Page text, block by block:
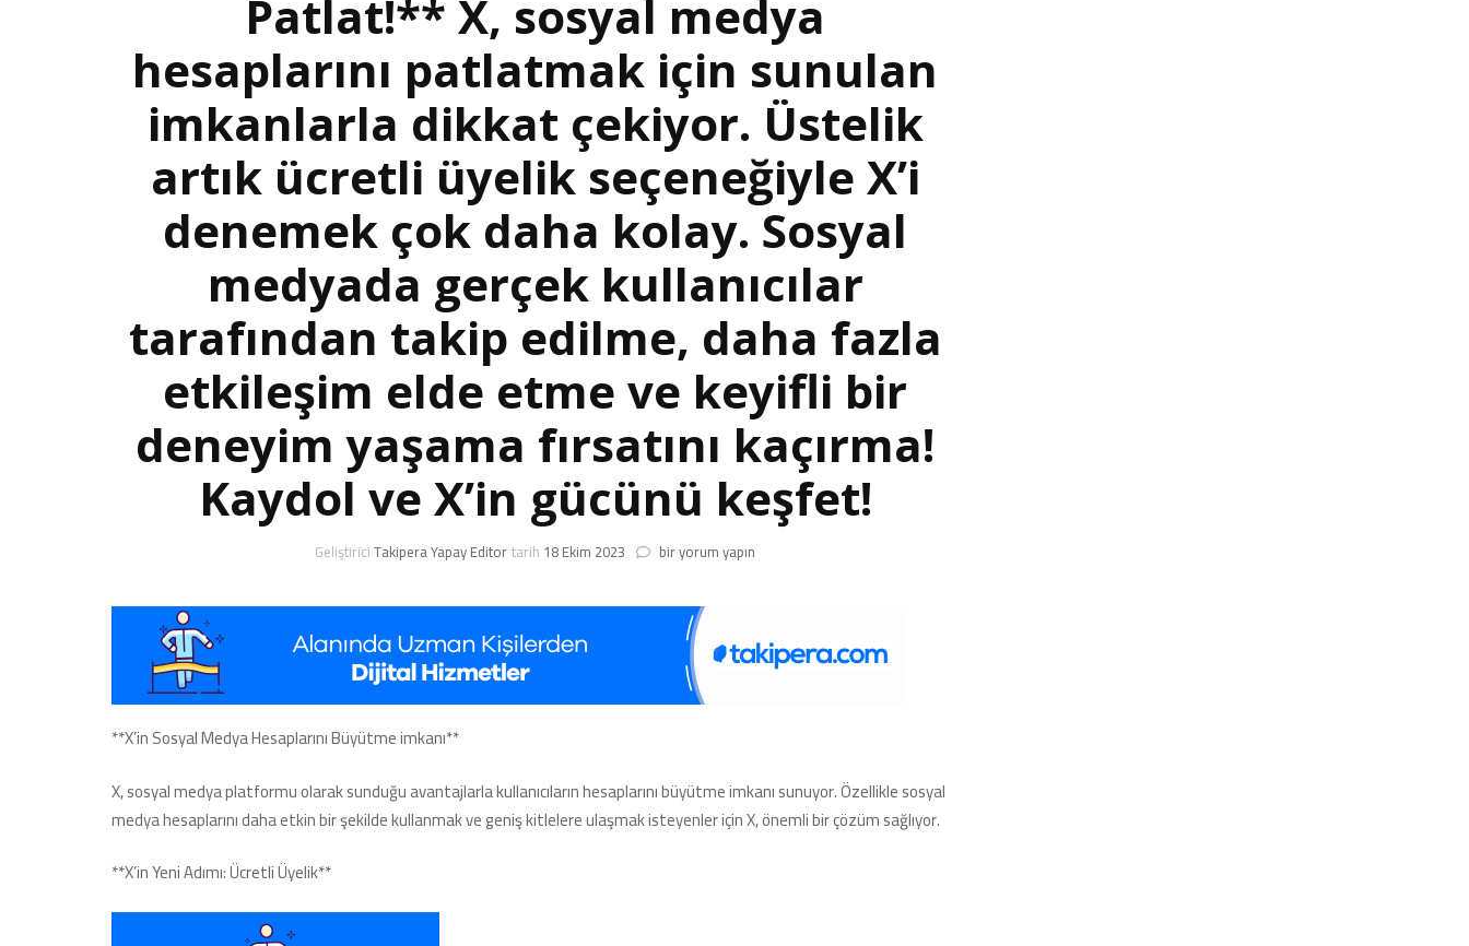
Patlat!** X, sosyal medya
hesaplarını patlatmak için sunulan
imkanlarla dikkat çekiyor. Üstelik
artık ücretli üyelik seçeneğiyle X’i
denemek çok daha kolay. Sosyal
medyada gerçek kullanıcılar
tarafından takip edilme, daha fazla
etkileşim elde etme ve keyifli bir
deneyim yaşama fırsatını kaçırma!
Kaydol ve X’in gücünü keşfet!
GeliştiriciTakipera Yapay Editortarih 18 Ekim 2023 **X
Medya
Hesaplarını
Patlat!**
sosyal
için
sunulan
imkanlarla
bir yorum yapın
**X’in Sosyal Medya Hesaplarını Büyütme imkanı**
X, sosyal medya platformu olarak sunduğu avantajlarla kullanıcıların hesaplarını büyütme imkanı sunuyor. Özellikle sosyal
medya hesaplarını daha etkin bir şekilde kullanmak ve geniş kitlelere ulaşmak isteyenler için X, önemli bir çözüm sağlıyor.
**X’in Yeni Adımı: Ücretli Üyelik**